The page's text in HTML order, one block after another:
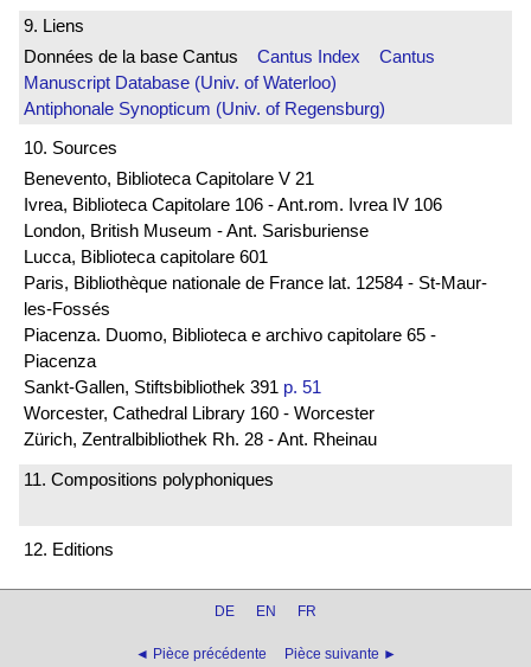
9. Liens
Données de la base Cantus Cantus Index
Cantus
Manuscript Database (Univ. of Waterloo)
Antiphonale Synopticum (Univ. of Regensburg)
10. Sources
Benevento, Biblioteca Capitolare V 21
Ivrea, Biblioteca Capitolare 106 - Ant.rom. Ivrea IV 106
London, British Museum - Ant. Sarisburiense
Lucca, Biblioteca capitolare 601
Paris, Bibliothèque nationale de France lat. 12584 - St-Maur-
les-Fossés
Piacenza. Duomo, Biblioteca e archivo capitolare 65 -
Piacenza
Sankt-Gallen, Stiftsbibliothek 391 p. 51
Worcester, Cathedral Library 160 - Worcester
Zürich, Zentralbibliothek Rh. 28 - Ant. Rheinau
11. Compositions polyphoniques
12. Editions
DE EN FR
◄ Pièce précédente Pièce suivante ►